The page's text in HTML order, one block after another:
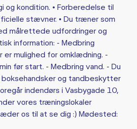
og kondition. • Forberedelse til
stævner. • Du træner som
målrettede udfordringer og
information: - Medbring
er mulighed for omklædning. -
før start. - Medbring vand. - Du
boksehandsker og tandbeskytter
indendørs i Vasbygade 10,
vores træningslokaler
os til at se dig :) Mødested: